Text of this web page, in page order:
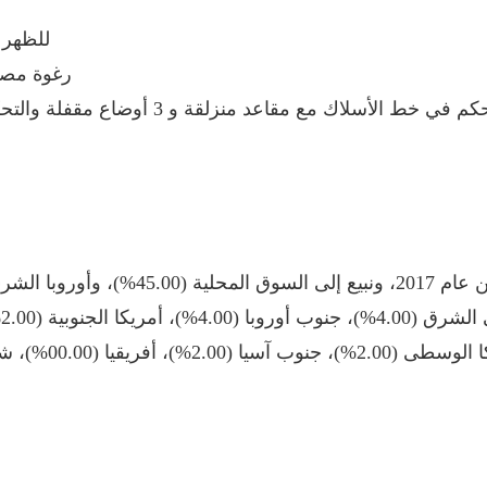
1. التنجيد: : استيراد جلد طبيعي محبب عالي الجودة للأمام و PVC للظهر
2. رغوة مصبوبة عالية